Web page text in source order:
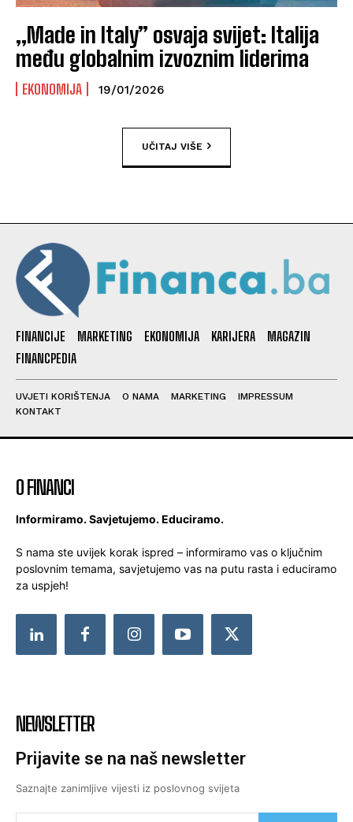
„Made in Italy” osvaja svijet: Italija
među globalnim izvoznim liderima
EKONOMIJA 19/01/2026
UČITAJ VIŠE
FINANCIJE MARKETING EKONOMIJA KARIJERA
MAGAZIN
FINANCPEDIA
UVJETI KORIŠTENJA O NAMA MARKETING
IMPRESSUM
KONTAKT
O FINANCI
Informiramo. Savjetujemo. Educiramo.
S nama ste uvijek korak ispred – informiramo vas o ključnim
poslovnim temama, savjetujemo vas na putu rasta i educiramo
za uspjeh!
NEWSLETTER
Prijavite se na naš newsletter
Saznajte zanimljive vijesti iz poslovnog svijeta